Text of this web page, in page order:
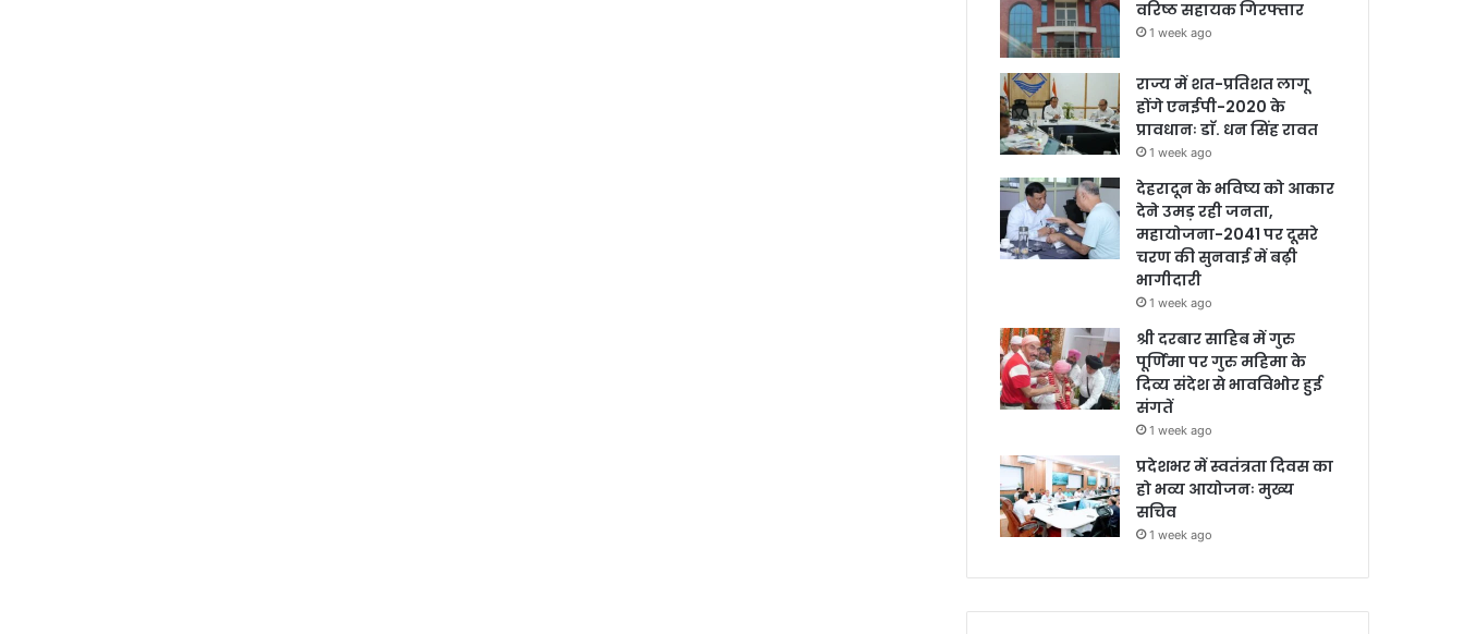
वरिष्ठ सहायक गिरफ्तार
1 week ago
राज्य में शत-प्रतिशत लागू
होंगे एनईपी-2020 के
प्रावधानः डाॅ. धन सिंह रावत
1 week ago
देहरादून के भविष्य को आकार
देने उमड़ रही जनता,
महायोजना-2041 पर दूसरे
चरण की सुनवाई में बढ़ी
भागीदारी
1 week ago
श्री दरबार साहिब में गुरु
पूर्णिमा पर गुरु महिमा के
दिव्य संदेश से भावविभोर हुई
संगतें
1 week ago
प्रदेशभर में स्वतंत्रता दिवस का
हो भव्य आयोजनः मुख्य
सचिव
1 week ago